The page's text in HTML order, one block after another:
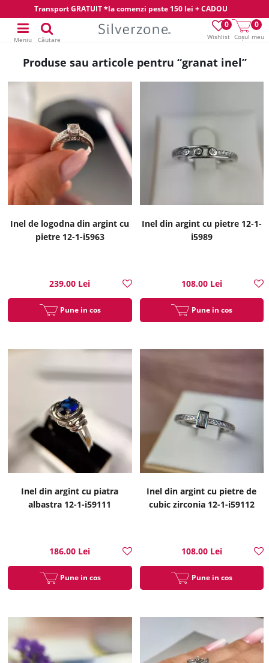
Transport GRATUIT *la comenzi peste 150 lei + CADOU
Wishlist
0
Coșul meu
0
Meniu Căutare
Produse sau articole pentru “granat inel”
Inel de logodna din argint cu
pietre 12-1-i5963
239.00 Lei
Pune in cos
Inel din argint cu pietre 12-1-
i5989
108.00 Lei
Pune in cos
Inel din argint cu piatra
albastra 12-1-i59111
186.00 Lei
Pune in cos
Inel din argint cu pietre de
cubic zirconia 12-1-i59112
108.00 Lei
Pune in cos